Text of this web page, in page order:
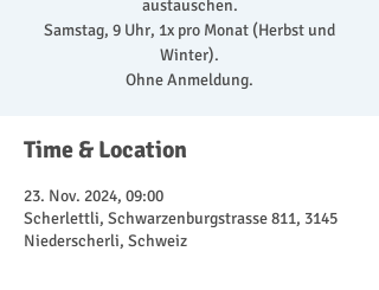
austauschen.
Samstag, 9 Uhr, 1x pro Monat (Herbst und
Winter).
Ohne Anmeldung.
Time & Location
23. Nov. 2024, 09:00
Scherlettli, Schwarzenburgstrasse 811, 3145
Niederscherli, Schweiz